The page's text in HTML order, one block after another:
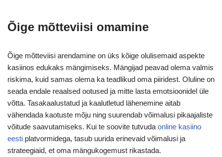
Õige mõtteviisi omamine
Õige mõtteviisi arendamine on üks kõige olulisemaid aspekte
kasiinos edukaks mängimiseks. Mängijad peavad olema valmis
riskima, kuid samas olema ka teadlikud oma piiridest. Oluline on
seada endale reaalsed ootused ja mitte lasta emotsioonidel üle
võtta. Tasakaalustatud ja kaalutletud lähenemine aitab
vähendada kaotuste mõju ning suurendab võimalusi pikaajaliste
võitude saavutamiseks. Kui te soovite tutvuda online kasiino
eesti platvormidega, tasub uurida erinevaid võimalusi ja
strateegiaid, et oma mängukogemust rikastada.